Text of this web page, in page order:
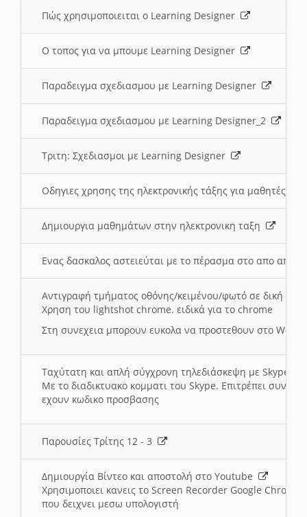
Πώς χρησιμοποιειται ο Learning Designer
O τοπος για να μπουμε Learning Designer
Παραδειγμα σχεδιασμου με Learning Designer
Παραδειγμα σχεδιασμου με Learning Designer_2
Τριτη: Σχεδιασμοι με Learning Designer
Οδηγιες χρησης της ηλεκτρονικής τάξης για μαθητές
Δημιουργια μαθημάτων στην ηλεκτρονικη ταξη
Ενας δασκαλος αστειεύται με το πέρασμα στο απο
Αντιγραφή τμήματος οθόνης/κειμένου/φωτό σε δική
Χρηση του lightshot chrome. ειδικά για το chrome
Στη συνεχεια μπορουν ευκολα να προστεθουν στο Word
Ταχύτατη και απλή σύγχρονη τηλεδιάσκεψη με Skype
Με το διαδικτυακο κομματι του Skype. Επιτρέπει
εχουν κωδικο προσβασης
Παρουσίες Τρίτης 12 - 3
Δημιουργία Βίντεο και αποστολή στο Youtube
Χρησιμοποιει κανεις το Screen Recorder Google Chrome
που δειχνει μεσω υπολογιστή